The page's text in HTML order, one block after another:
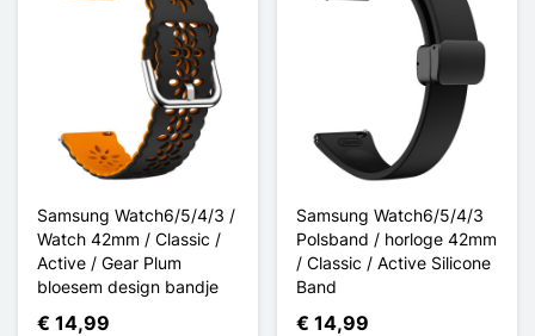
Samsung Watch6/5/4/3 /
Watch 42mm / Classic /
Active / Gear Plum
bloesem design bandje
€ 14,99
Samsung Watch6/5/4/3
Polsband / horloge 42mm
/ Classic / Active Silicone
Band
€ 14,99